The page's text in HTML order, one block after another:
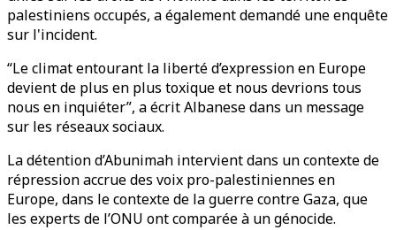
palestiniens occupés, a également demandé une enquête
sur l'incident.
“Le climat entourant la liberté d’expression en Europe
devient de plus en plus toxique et nous devrions tous
nous en inquiéter”, a écrit Albanese dans un message
sur les réseaux sociaux.
La détention d’Abunimah intervient dans un contexte de
répression accrue des voix pro-palestiniennes en
Europe, dans le contexte de la guerre contre Gaza, que
les experts de l’ONU ont comparée à un génocide.